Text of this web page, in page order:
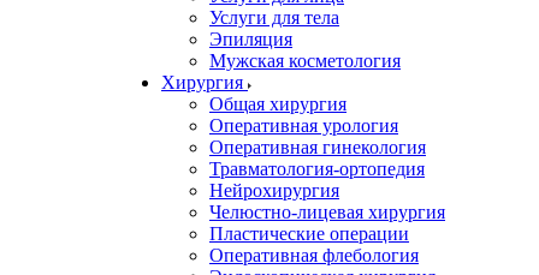
Услуги для тела
Эпиляция
Мужская косметология
Хирургия
Общая хирургия
Оперативная урология
Оперативная гинекология
Травматология-ортопедия
Нейрохирургия
Челюстно-лицевая хирургия
Пластические операции
Оперативная флебология